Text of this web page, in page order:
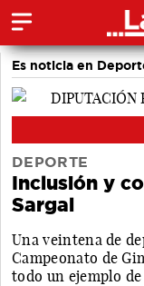
Es noticia en
Bolos conquenses
DEPORTE
Inclusión y
Sargal
Una veintena de
Campeonato de
todo un ejemplo